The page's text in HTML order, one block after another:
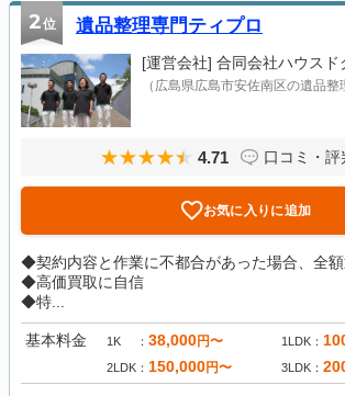
2位 遺品整理専門ティプロ
[運営会社] 合同会社ハウスド
（広島県広島市安佐南区の遺品整
4.71 口コミ・評
お気に入りに追加
◆契約内容と作業に不都合があった場合、全
◆高価買取に自信
◆特...
基本料金 1K 38,000円〜 1LDK
2LDK 150,000円〜 3LDK